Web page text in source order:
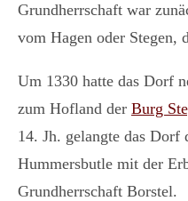
Grundherrschaft war
vom Hagen oder Stegen,
Um 1330 hatte das Dorf
zum Hofland der Burg
14. Jh. gelangte das
Hummersbutle mit der
Grundherrschaft Borstel.